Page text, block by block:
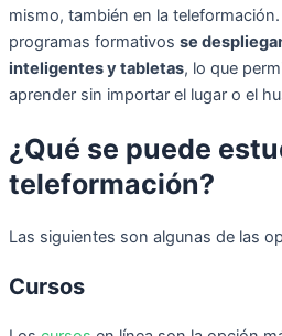
mismo, también en la
programas formativos se
inteligentes y tabletas, lo que
aprender sin importar el lugar o el
¿Qué se puede
teleformación?
Las siguientes son algunas de las
Cursos